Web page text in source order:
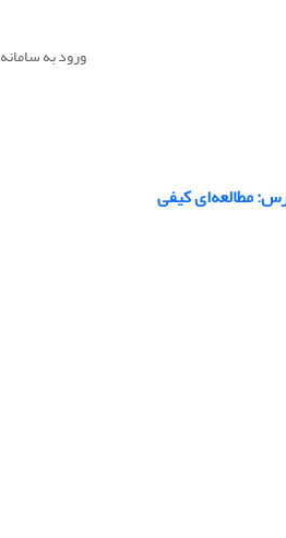
ورود به سامانه
مطالعه‌ای کیفی